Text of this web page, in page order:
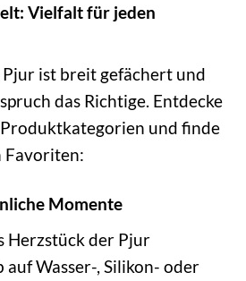
Vielfalt für jeden
ist breit gefächert und
das Richtige. Entdecke
und finde
Favoriten:
Momente
Herzstück der Pjur
Wasser-, Silikon- oder